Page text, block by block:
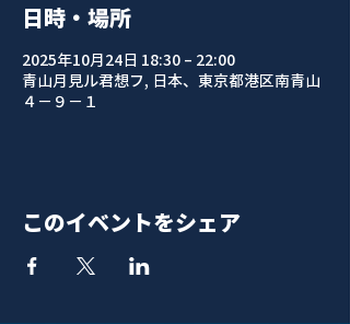
日時・場所
2025年10月24日 18:30 – 22:00
青山月見ル君想フ, 日本、東京都港区南青山
４−９−１
このイベントをシェア